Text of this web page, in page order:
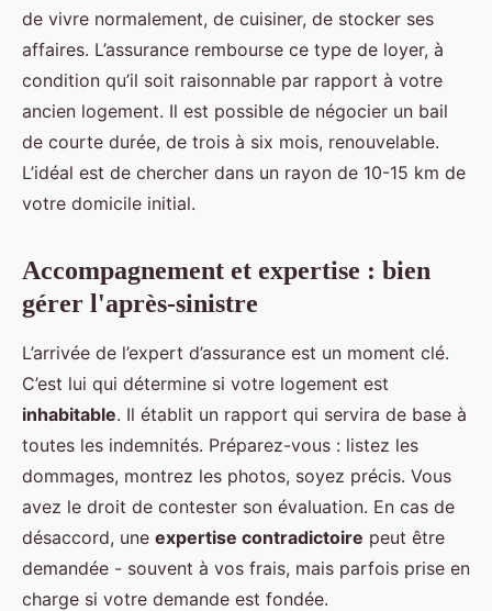
de vivre normalement, de cuisiner, de stocker ses
affaires. L’assurance rembourse ce type de loyer, à
condition qu’il soit raisonnable par rapport à votre
ancien logement. Il est possible de négocier un bail
de courte durée, de trois à six mois, renouvelable.
L’idéal est de chercher dans un rayon de 10-15 km de
votre domicile initial.
Accompagnement et expertise : bien
gérer l'après-sinistre
L’arrivée de l’expert d’assurance est un moment clé.
C’est lui qui détermine si votre logement est
inhabitable. Il établit un rapport qui servira de base à
toutes les indemnités. Préparez-vous : listez les
dommages, montrez les photos, soyez précis. Vous
avez le droit de contester son évaluation. En cas de
désaccord, une expertise contradictoire peut être
demandée - souvent à vos frais, mais parfois prise en
charge si votre demande est fondée.